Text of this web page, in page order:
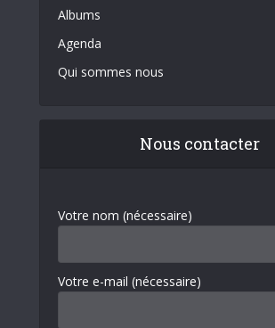
Albums
Agenda
Qui sommes nous
Nous contacter
Votre nom (nécessaire)
Votre e-mail (nécessaire)